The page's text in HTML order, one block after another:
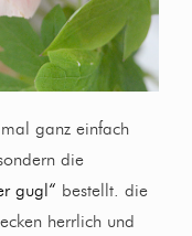
ganz einfach
die
gugl“ bestellt. die
herrlich und